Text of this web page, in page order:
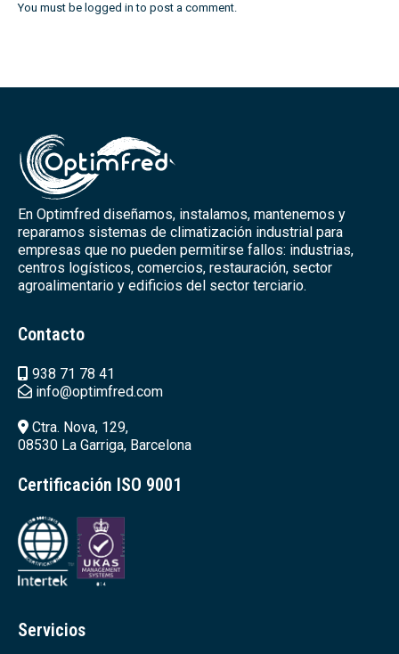
You must be logged in to post a comment.
En Optimfred diseñamos, instalamos, mantenemos y
reparamos sistemas de climatización industrial para
empresas que no pueden permitirse fallos: industrias,
centros logísticos, comercios, restauración, sector
agroalimentario y edificios del sector terciario.
Contacto
938 71 78 41
info@optimfred.com
Ctra. Nova, 129,
08530 La Garriga, Barcelona
Certificación ISO 9001
Servicios